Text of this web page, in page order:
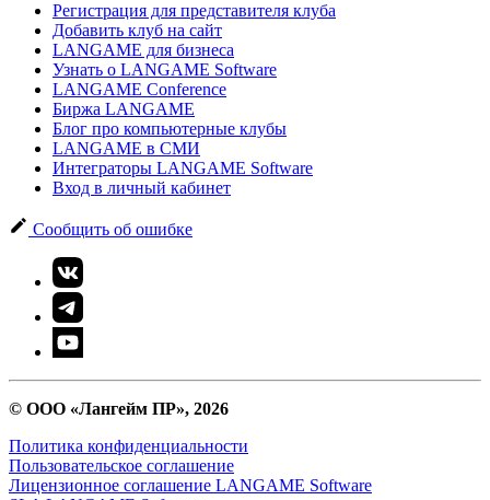
Регистрация для представителя клуба
Добавить клуб на сайт
LANGAME для бизнеса
Узнать о LANGAME Software
LANGAME Conference
Биржа LANGAME
Блог про компьютерные клубы
LANGAME в СМИ
Интеграторы LANGAME Software
Вход в личный кабинет
Сообщить об ошибке
© ООО «Лангейм ПР», 2026
Политика конфиденциальности
Пользовательское соглашение
Лицензионное соглашение LANGAME Software